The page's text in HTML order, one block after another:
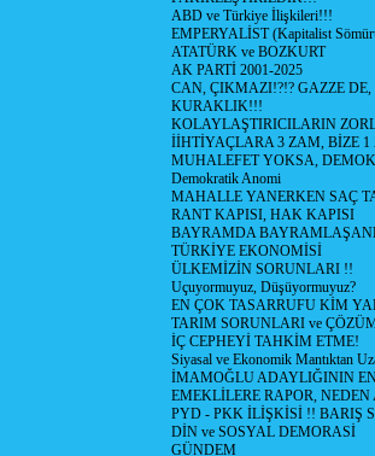
ABD ve Türkiye İlişkileri!!!
EMPERYALİST (Kapitalist
ATATÜRK ve BOZKURT
AK PARTİ 2001-2025
CAN, ÇIKMAZI!?!? GAZZE
KURAKLIK!!!
KOLAYLAŞTIRICILARIN
İİHTİYAÇLARA 3 ZAM, BİZE
MUHALEFET YOKSA,
Demokratik Anomi
MAHALLE YANERKEN SAÇ
RANT KAPISI, HAK KAPISI
BAYRAMDA
TÜRKİYE EKONOMİSİ
ÜLKEMİZİN SORUNLARI !!
Uçuyormuyuz, Düşüyormuyuz?
EN ÇOK TASARRUFU KİM
TARIM SORUNLARI ve
İÇ CEPHEYİ TAHKİM ETME!
Siyasal ve Ekonomik Mantıktan
İMAMOĞLU ADAYLIĞININ
EMEKLİLERE RAPOR,
PYD - PKK İLİŞKİSİ !! BARIŞ
DİN ve SOSYAL DEMORASİ
GÜNDEM